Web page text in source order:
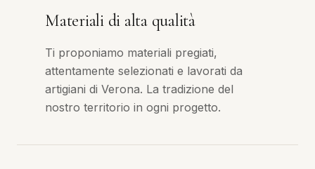
Materiali di alta qualità
Ti proponiamo materiali pregiati,
attentamente selezionati e lavorati da
artigiani di Verona. La tradizione del
nostro territorio in ogni progetto.